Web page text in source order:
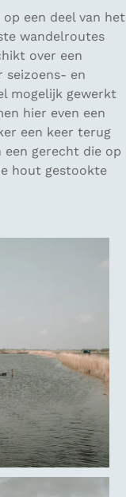
een deel van het
wandelroutes
over een
seizoens- en
mogelijk gewerkt
hier even een
een keer terug
gerecht die op
hout gestookte